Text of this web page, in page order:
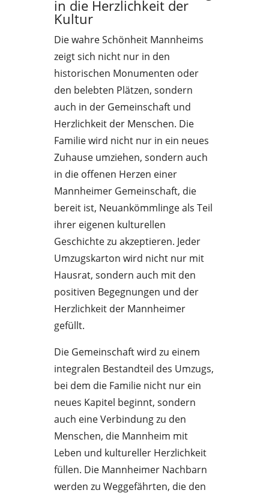
in die Herzlichkeit der
Kultur
Die wahre Schönheit Mannheims
zeigt sich nicht nur in den
historischen Monumenten oder
den belebten Plätzen, sondern
auch in der Gemeinschaft und
Herzlichkeit der Menschen. Die
Familie wird nicht nur in ein neues
Zuhause umziehen, sondern auch
in die offenen Herzen einer
Mannheimer Gemeinschaft, die
bereit ist, Neuankömmlinge als Teil
ihrer eigenen kulturellen
Geschichte zu akzeptieren. Jeder
Umzugskarton wird nicht nur mit
Hausrat, sondern auch mit den
positiven Begegnungen und der
Herzlichkeit der Mannheimer
gefüllt.
Die Gemeinschaft wird zu einem
integralen Bestandteil des Umzugs,
bei dem die Familie nicht nur ein
neues Kapitel beginnt, sondern
auch eine Verbindung zu den
Menschen, die Mannheim mit
Leben und kultureller Herzlichkeit
füllen. Die Mannheimer Nachbarn
werden zu Weggefährten, die den